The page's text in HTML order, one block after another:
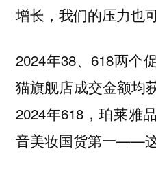
增长，我们的压力也
2024年38、618两个
猫旗舰店成交金额均
2024年618，珀莱雅
音美妆国货第一——这